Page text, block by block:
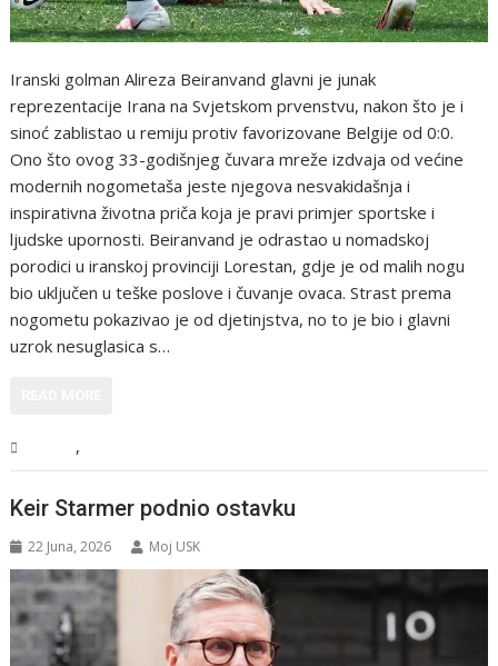
Iranski golman Alireza Beiranvand glavni je junak
reprezentacije Irana na Svjetskom prvenstvu, nakon što je i
sinoć zablistao u remiju protiv favorizovane Belgije od 0:0.
Ono što ovog 33-godišnjeg čuvara mreže izdvaja od većine
modernih nogometaša jeste njegova nesvakidašnja i
inspirativna životna priča koja je pravi primjer sportske i
ljudske upornosti. Beiranvand je odrastao u nomadskoj
porodici u iranskoj provinciji Lorestan, gdje je od malih nogu
bio uključen u teške poslove i čuvanje ovaca. Strast prema
nogometu pokazivao je od djetinjstva, no to je bio i glavni
uzrok nesuglasica s…
,
Keir Starmer podnio ostavku
22 Juna, 2026 Moj USK